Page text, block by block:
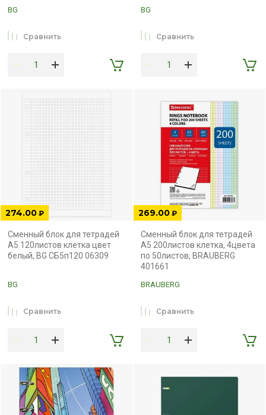
BG
Сравнить
BG
Сравнить
274.00 ₽
Сменный блок для тетрадей
А5 120листов клетка цвет
белый, BG СБ5п120 06309
BG
Сравнить
269.00 ₽
Сменный блок для тетрадей
А5 200листов клетка, 4цвета
по 50листов, BRAUBERG
401661
BRAUBERG
Сравнить